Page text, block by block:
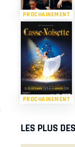
PROCHAINEMENT
PROCHAINEMENT
LES PLUS